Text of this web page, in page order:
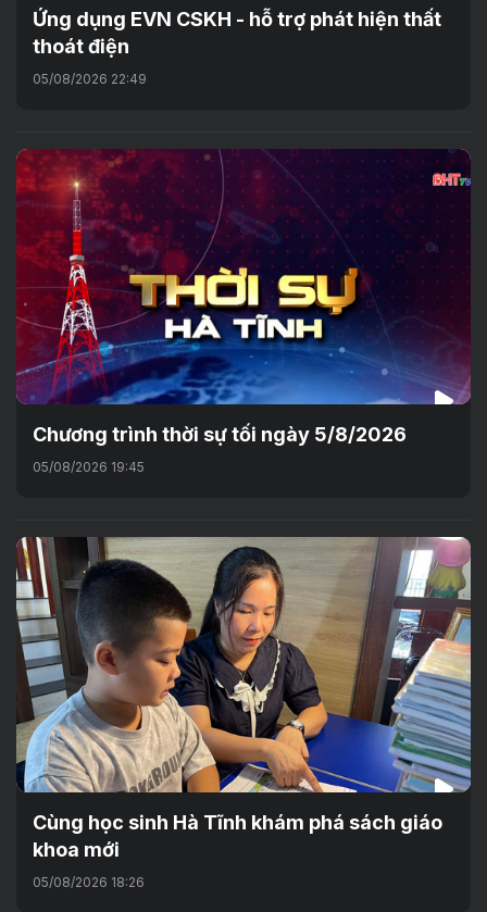
Ứng dụng EVN CSKH - hỗ trợ phát hiện thất
thoát điện
05/08/2026 22:49
Chương trình thời sự tối ngày 5/8/2026
05/08/2026 19:45
Cùng học sinh Hà Tĩnh khám phá sách giáo
khoa mới
05/08/2026 18:26